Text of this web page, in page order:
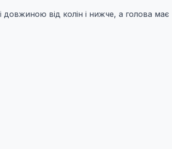
довжиною від колін і нижче, а голова має